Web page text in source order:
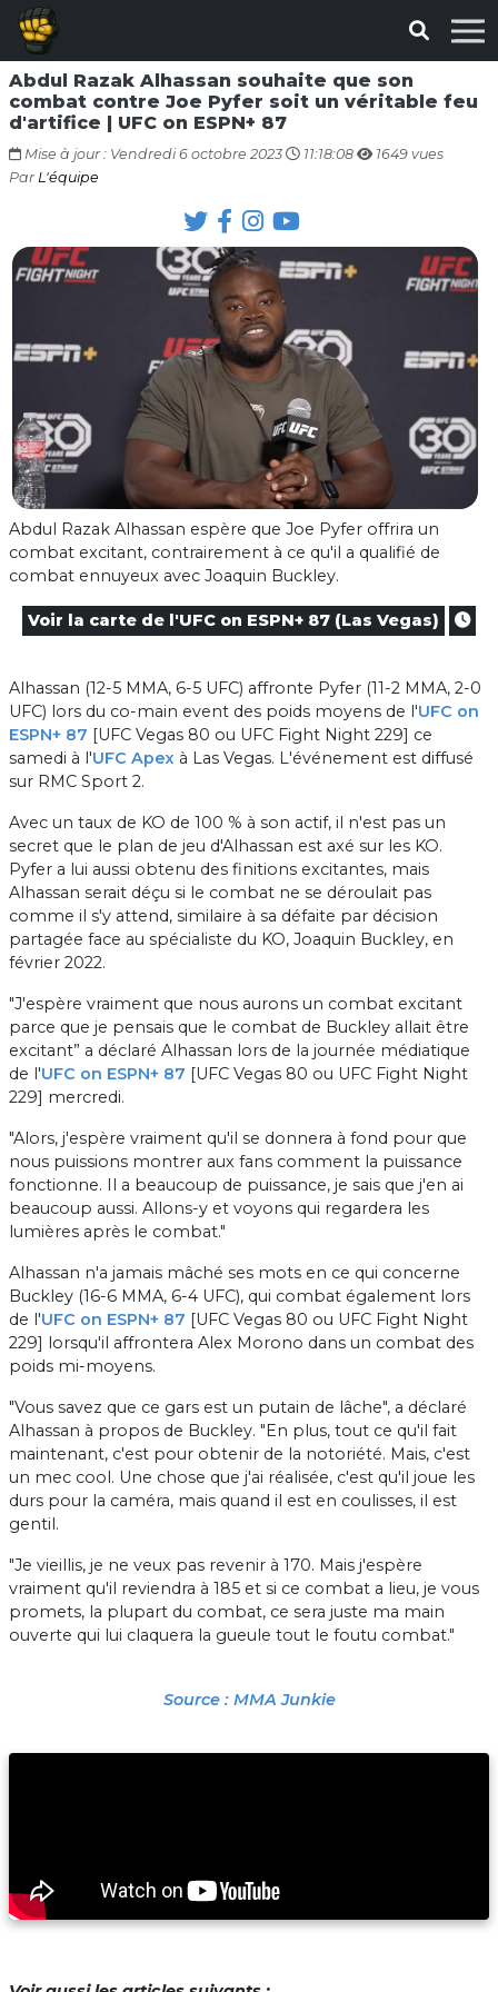
Abdul Razak Alhassan souhaite que son
combat contre Joe Pyfer soit un véritable feu
d'artifice | UFC on ESPN+ 87
Mise à jour : Vendredi 6 octobre 2023 11:18:08
1649 vues
Par L'équipe
Abdul Razak Alhassan espère que Joe Pyfer offrira un
combat excitant, contrairement à ce qu'il a qualifié de
combat ennuyeux avec Joaquin Buckley.
Voir la carte de l'UFC on ESPN+ 87 (Las Vegas)
Alhassan (12-5 MMA, 6-5 UFC) affronte Pyfer (11-2 MMA, 2-0
UFC) lors du co-main event des poids moyens de l'UFC on
ESPN+ 87 [UFC Vegas 80 ou UFC Fight Night 229] ce
samedi à l'UFC Apex à Las Vegas. L'événement est diffusé
sur RMC Sport 2.
Avec un taux de KO de 100 % à son actif, il n'est pas un
secret que le plan de jeu d'Alhassan est axé sur les KO.
Pyfer a lui aussi obtenu des finitions excitantes, mais
Alhassan serait déçu si le combat ne se déroulait pas
comme il s'y attend, similaire à sa défaite par décision
partagée face au spécialiste du KO, Joaquin Buckley, en
février 2022.
"J'espère vraiment que nous aurons un combat excitant
parce que je pensais que le combat de Buckley allait être
excitant” a déclaré Alhassan lors de la journée médiatique
de l'UFC on ESPN+ 87 [UFC Vegas 80 ou UFC Fight Night
229] mercredi.
"Alors, j'espère vraiment qu'il se donnera à fond pour que
nous puissions montrer aux fans comment la puissance
fonctionne. Il a beaucoup de puissance, je sais que j'en ai
beaucoup aussi. Allons-y et voyons qui regardera les
lumières après le combat."
Alhassan n'a jamais mâché ses mots en ce qui concerne
Buckley (16-6 MMA, 6-4 UFC), qui combat également lors
de l'UFC on ESPN+ 87 [UFC Vegas 80 ou UFC Fight Night
229] lorsqu'il affrontera Alex Morono dans un combat des
poids mi-moyens.
"Vous savez que ce gars est un putain de lâche", a déclaré
Alhassan à propos de Buckley. "En plus, tout ce qu'il fait
maintenant, c'est pour obtenir de la notoriété. Mais, c'est
un mec cool. Une chose que j'ai réalisée, c'est qu'il joue les
durs pour la caméra, mais quand il est en coulisses, il est
gentil.
"Je vieillis, je ne veux pas revenir à 170. Mais j'espère
vraiment qu'il reviendra à 185 et si ce combat a lieu, je vous
promets, la plupart du combat, ce sera juste ma main
ouverte qui lui claquera la gueule tout le foutu combat."
Source : MMA Junkie